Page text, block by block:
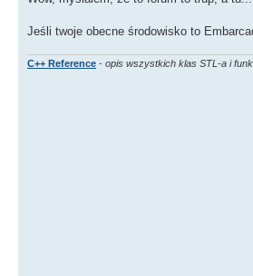
Jeśli twoje obecne środowisko to
C++ Reference - opis wszystkich klas STL-a i